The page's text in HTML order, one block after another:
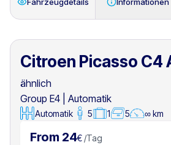
Citroen Picasso C4
ähnlich
Group E4
Automatik
Automatik 5 1 5 ∞ km
From 24€ /Tag